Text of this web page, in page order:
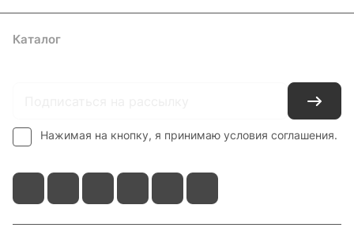
Каталог
Нажимая на кнопку, я принимаю условия соглашения.